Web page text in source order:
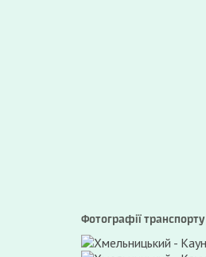
Фотографії транспорту